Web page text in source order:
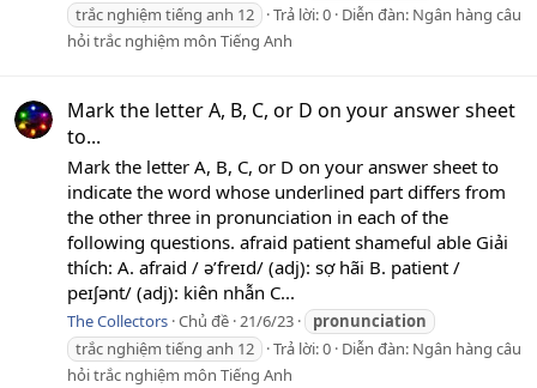
trắc nghiệm tiếng anh 12
Trả lời: 0 Diễn đàn: Ngân hàng câu
hỏi trắc nghiệm môn Tiếng Anh
Mark the letter A, B, C, or D on your answer sheet
to...
Mark the letter A, B, C, or D on your answer sheet to
indicate the word whose underlined part differs from
the other three in pronunciation in each of the
following questions. afraid patient shameful able Giải
thích: A. afraid / ə’freɪd/ (adj): sợ hãi B. patient /
peɪʃənt/ (adj): kiên nhẫn C...
The Collectors Chủ đề 21/6/23
pronunciation
trắc nghiệm tiếng anh 12
Trả lời: 0 Diễn đàn: Ngân hàng câu
hỏi trắc nghiệm môn Tiếng Anh